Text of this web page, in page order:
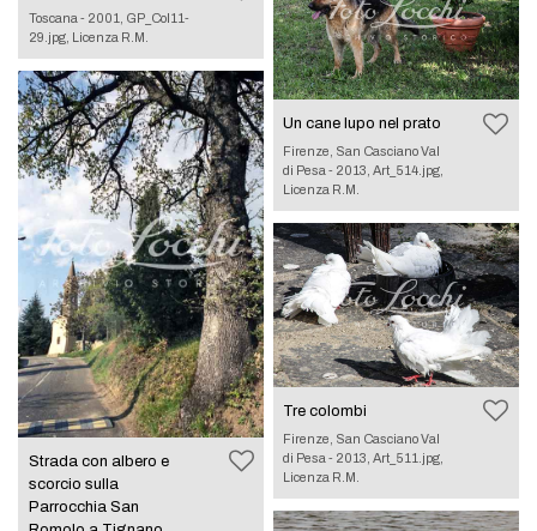
Toscana - 2001, GP_Col11-
29.jpg, Licenza R.M.
Strada con albero e
scorcio sulla
Parrocchia San
Un cane lupo nel prato
Firenze, San Casciano Val
di Pesa - 2013, Art_514.jpg,
Licenza R.M.
Tre colombi
Firenze, San Casciano Val
di Pesa - 2013, Art_511.jpg,
Licenza R.M.